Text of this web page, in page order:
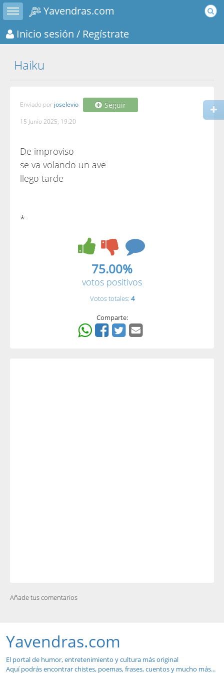
Toggle sidebar
Yavendras.com
Inicio sesión / Regístrate
Haiku
Enviado por joselevio Seguir
15 Junio 2025, 19:20
De improviso
se va volando un ave
llego tarde
*
75.00%
votos positivos
Votos totales: 4
Comparte:
Añade tus comentarios
Yavendras.com
El portal de humor, entretenimiento y cultura más original
Aquí podrás encontrar chistes, poemas, frases, cuentos y mucho más...